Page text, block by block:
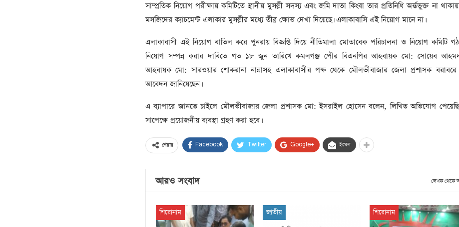
সাম্প্রতিক নিয়োগ পরীক্ষায় কমিটিতে স্থানীয় মুসল্লী সদস্য এবং জমি দাতা কিংবা তার প্রতিনিধি অর্ন্তভুক্ত না
মসজিদের ক্যাচমেন্ট এলাকার মুসল্লীর মধ্যে তীব্র ক্ষোভ দেখা দিয়েছে। এলাকাবাসি এই নিয়োগ মানে না।
এলাকাবাসী এই নিয়োগ বাতিল করে পুনরায় বিজ্ঞপ্তি দিয়ে নীতিমালা মোতাবেক পরিচালনা ও নিয়োগ কমিটি
নিয়োগ সম্পন্ন করার দাবিতে গত ১৮ জুন তারিখে কমলগঞ্জ পৌর বিএনপির আহবায়ক মো: সোয়েব
আহবায়ক মো: সারওয়ার শোকরানা নান্নাসহ এলাকাবাসীর পক্ষ থেকে মৌলভীবাজার জেলা প্রশাসক বরাবরে
আবেদন জানিয়েছেন।
এ ব্যাপারে জানতে চাইলে মৌলভীবাজার জেলা প্রশাসক মো: ইসরাইল হোসেন বলেন, লিখিত অভিযোগ
সাপেক্ষে প্রয়োজনীয় ব্যবস্থা গ্রহণ করা হবে।
শেয়ার Facebook Twitter Google+ ইমেল
আরও সংবাদ লেখক থেকে
শিরোনাম জাতীয় শিরোনাম